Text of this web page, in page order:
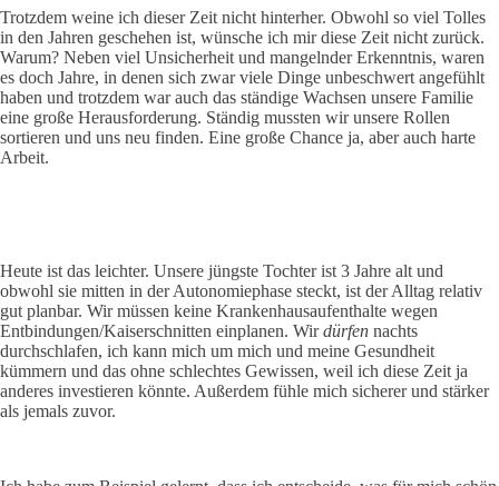
Trotzdem weine ich dieser Zeit nicht hinterher. Obwohl so viel Tolles
in den Jahren geschehen ist, wünsche ich mir diese Zeit nicht zurück.
Warum? Neben viel Unsicherheit und mangelnder Erkenntnis, waren
es doch Jahre, in denen sich zwar viele Dinge unbeschwert angefühlt
haben und trotzdem war auch das ständige Wachsen unsere Familie
eine große Herausforderung. Ständig mussten wir unsere Rollen
sortieren und uns neu finden. Eine große Chance ja, aber auch harte
Arbeit.
Heute ist das leichter. Unsere jüngste Tochter ist 3 Jahre alt und
obwohl sie mitten in der Autonomiephase steckt, ist der Alltag relativ
gut planbar. Wir müssen keine Krankenhausaufenthalte wegen
Entbindungen/Kaiserschnitten einplanen. Wirdürfen nachts
durchschlafen, ich kann mich um mich und meine Gesundheit
kümmern und das ohne schlechtes Gewissen, weil ich diese Zeit ja
anderes investieren könnte. Außerdem fühle mich sicherer und stärker
als jemals zuvor.